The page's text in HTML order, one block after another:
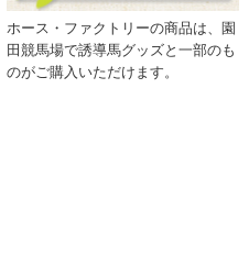
ホース・ファクトリーの商品は、園
田競馬場で誘導馬グッズと一部のも
のがご購入いただけます。